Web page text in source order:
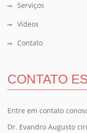
Serviços
Vídeos
Contato
CONTATO
Entre em contato
Dr. Evandro Augusto